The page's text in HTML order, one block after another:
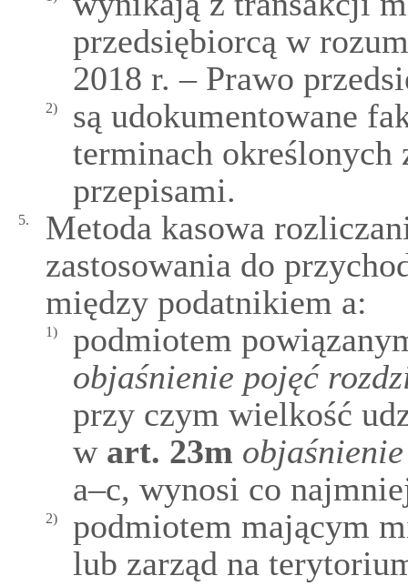
przedsiębiorcą w
2018 r. – Prawo
2)
są udokumentowane
terminach określonych
przepisami.
5.
Metoda kasowa
zastosowania do
między podatnikiem a:
1)
podmiotem
objaśnienie pojęć
przy czym wielkość
wart. 23m
a–c, wynosi co
2)
podmiotem mającym
lub zarząd na